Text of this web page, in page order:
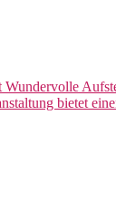
bietet